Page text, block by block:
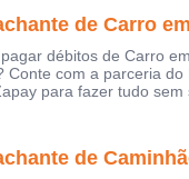
de Carro
débitos de Carro
Conte com a parceria do
para fazer tudo sem
de